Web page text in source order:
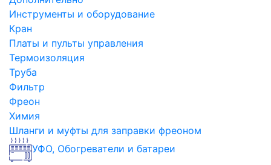
Инструменты и оборудование
Кран
Платы и пульты управления
Термоизоляция
Труба
Фильтр
Фреон
Химия
Шланги и муфты для заправки фреоном
УФО, Обогреватели и батареи